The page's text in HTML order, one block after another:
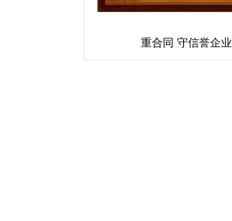
重合同 守信誉企业